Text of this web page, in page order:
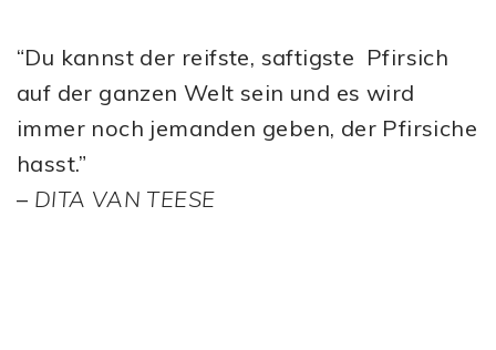
“Du kannst der reifste, saftigste Pfirsich
auf der ganzen Welt sein und es wird
immer noch jemanden geben, der Pfirsiche
hasst.”
– DITA VAN TEESE